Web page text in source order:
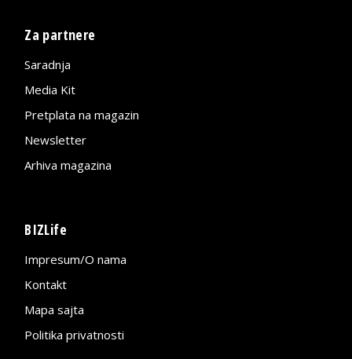
Za partnere
Saradnja
Media Kit
Pretplata na magazin
Newsletter
Arhiva magazina
BIZLife
Impresum/O nama
Kontakt
Mapa sajta
Politika privatnosti